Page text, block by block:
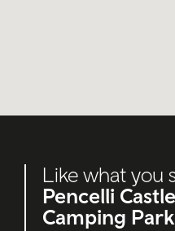
Like what you
Pencelli
Camping Park